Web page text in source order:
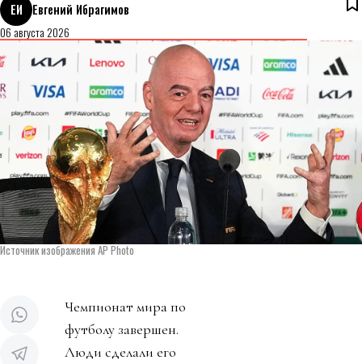
ЕИ
Евгений Ибрагимов
06 августа 2026
Источник изображения AP Photo
Чемпионат мира по
футболу завершен.
Люди сделали его